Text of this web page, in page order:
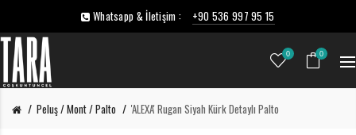
Whatsapp & İletişim : +90 536 997 95 15
0 0
Peluş / Mont / Palto 'ALEXA' Rugan Siyah Kürk Detaylı Palto